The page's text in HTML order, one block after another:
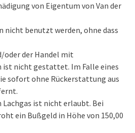
von Eigentum von Van der
nicht benutzt werden, ohne dass
oder der Handel mit
nicht gestattet. Im Falle eines
sofort ohne Rückerstattung aus
Lachgas ist nicht erlaubt. Bei
ein Bußgeld in Höhe von 150,00